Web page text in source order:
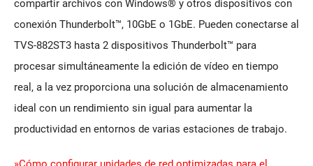
compartir archivos con Windows® y otros dispositivos con
conexión Thunderbolt™, 10GbE o 1GbE. Pueden conectarse al
TVS-882ST3 hasta 2 dispositivos Thunderbolt™ para
procesar simultáneamente la edición de vídeo en tiempo
real, a la vez proporciona una solución de almacenamiento
ideal con un rendimiento sin igual para aumentar la
productividad en entornos de varias estaciones de trabajo.